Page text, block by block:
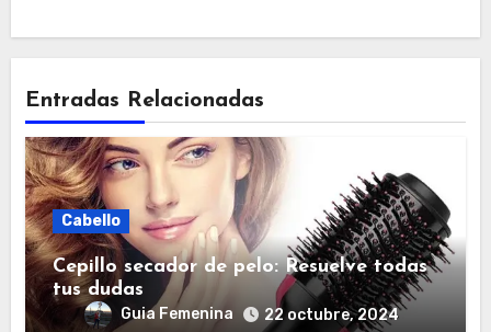
Entradas Relacionadas
Cabello
Cepillo secador de pelo: Resuelve todas
tus dudas
Guia Femenina 22 octubre, 2024